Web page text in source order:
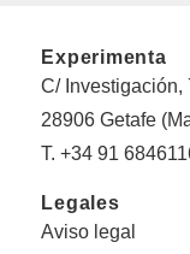
Experimenta
C/ Investigación,
28906 Getafe
T. +34 91
Legales
Aviso legal